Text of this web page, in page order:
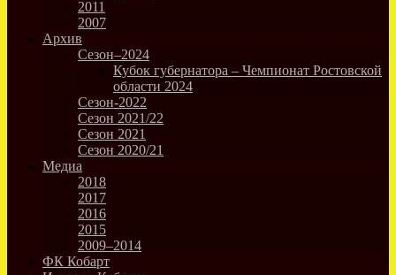
2011
2007
Архив
Сезон–2024
Кубок губернатора – Чемпионат Ростовской
области 2024
Сезон-2022
Сезон 2021/22
Сезон 2021
Сезон 2020/21
Медиа
2018
2017
2016
2015
2009–2014
ФК Кобарт